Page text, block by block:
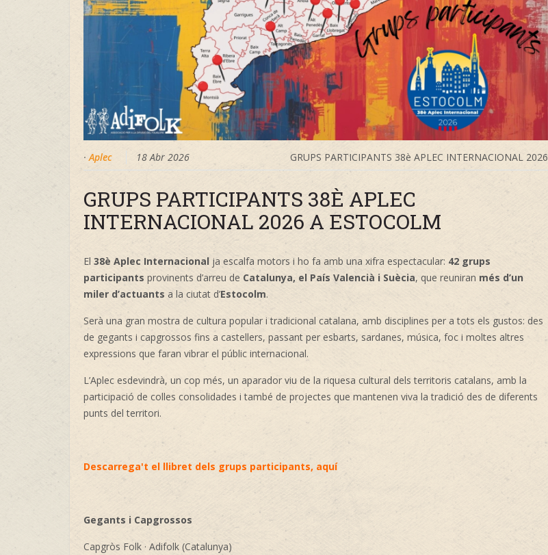
GRUPS PARTICIPANTS 38è APLEC INTERNACIONAL 2026
· Aplec 18 Abr 2026
GRUPS PARTICIPANTS 38È APLEC
INTERNACIONAL 2026 A ESTOCOLM
El 38è Aplec Internacional ja escalfa motors i ho fa amb una xifra espectacular: 42 grups
participants provinents d’arreu de Catalunya, el País Valencià i Suècia, que reuniran més d’un
miler d’actuants a la ciutat d’Estocolm.
Serà una gran mostra de cultura popular i tradicional catalana, amb disciplines per a tots els gustos: des
de gegants i capgrossos fins a castellers, passant per esbarts, sardanes, música, foc i moltes altres
expressions que faran vibrar el públic internacional.
L’Aplec esdevindrà, un cop més, un aparador viu de la riquesa cultural dels territoris catalans, amb la
participació de colles consolidades i també de projectes que mantenen viva la tradició des de diferents
punts del territori.
Descarrega't el llibret dels grups participants, aquí
Gegants i Capgrossos
Capgròs Folk · Adifolk (Catalunya)